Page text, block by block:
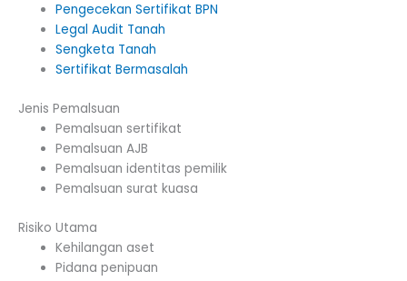
Pengecekan Sertifikat BPN
Legal Audit Tanah
Sengketa Tanah
Sertifikat Bermasalah
Jenis Pemalsuan
Pemalsuan sertifikat
Pemalsuan AJB
Pemalsuan identitas pemilik
Pemalsuan surat kuasa
Risiko Utama
Kehilangan aset
Pidana penipuan